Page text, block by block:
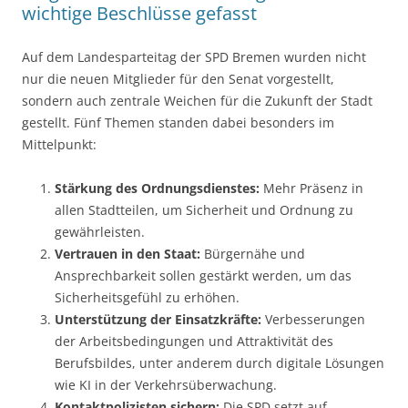
wichtige Beschlüsse gefasst
Auf dem Landesparteitag der SPD Bremen wurden nicht
nur die neuen Mitglieder für den Senat vorgestellt,
sondern auch zentrale Weichen für die Zukunft der Stadt
gestellt. Fünf Themen standen dabei besonders im
Mittelpunkt:
Stärkung des Ordnungsdienstes: Mehr Präsenz in
allen Stadtteilen, um Sicherheit und Ordnung zu
gewährleisten.
Vertrauen in den Staat: Bürgernähe und
Ansprechbarkeit sollen gestärkt werden, um das
Sicherheitsgefühl zu erhöhen.
Unterstützung der Einsatzkräfte: Verbesserungen
der Arbeitsbedingungen und Attraktivität des
Berufsbildes, unter anderem durch digitale Lösungen
wie KI in der Verkehrsüberwachung.